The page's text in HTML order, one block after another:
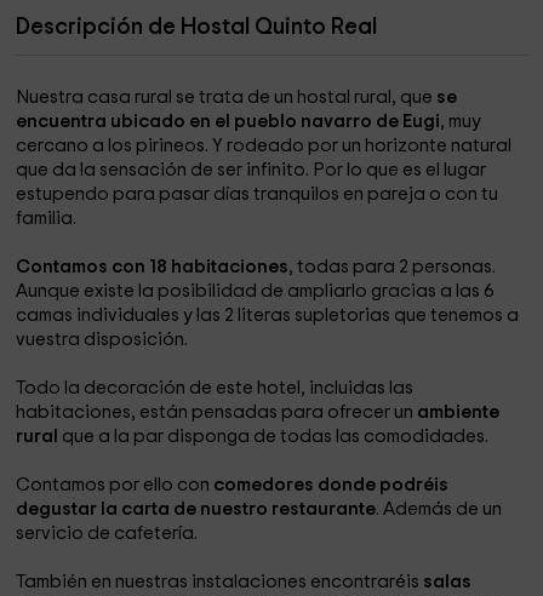
Descripción de Hostal Quinto Real
Nuestra casa rural se trata de un hostal rural, que se
encuentra ubicado en el pueblo navarro de Eugi, muy
cercano a los pirineos. Y rodeado por un horizonte natural
que da la sensación de ser infinito. Por lo que es el lugar
estupendo para pasar días tranquilos en pareja o con tu
familia.
Contamos con 18 habitaciones, todas para 2 personas.
Aunque existe la posibilidad de ampliarlo gracias a las 6
camas individuales y las 2 literas supletorias que tenemos a
vuestra disposición.
Todo la decoración de este hotel, incluidas las
habitaciones, están pensadas para ofrecer un ambiente
rural que a la par disponga de todas las comodidades.
Contamos por ello con comedores donde podréis
degustar la carta de nuestro restaurante. Además de un
servicio de cafetería.
También en nuestras instalaciones encontraréis salas